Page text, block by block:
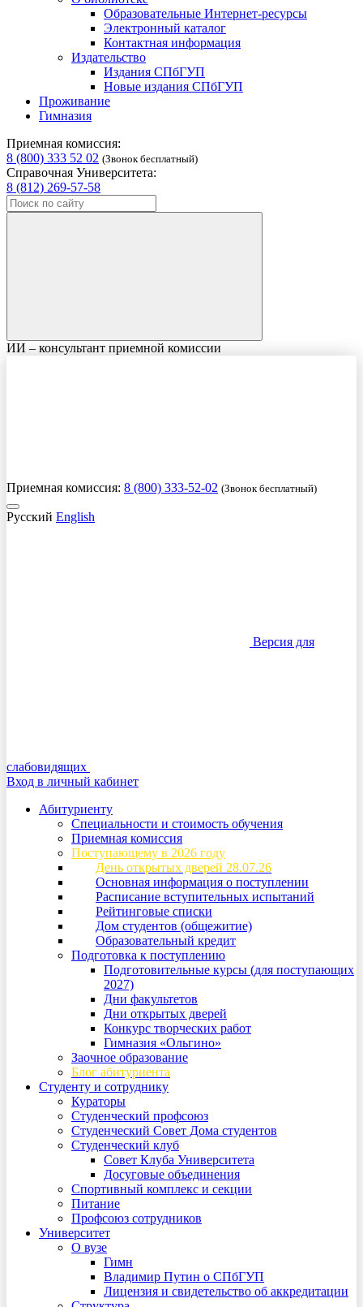
Образовательные Интернет-ресурсы
Электронный каталог
Контактная информация
Издательство
Издания СПбГУП
Новые издания СПбГУП
Проживание
Гимназия
Приемная комиссия:
8 (800) 333 52 02 (Звонок бесплатный)
Справочная Университета:
8 (812) 269-57-58
ИИ – консультант приемной комиссии
Приемная комиссия: 8 (800) 333-52-02 (Звонок бесплатный)
Русский English
Версия для
слабовидящих
Вход в личный кабинет
Абитуриенту
Специальности и стоимость обучения
Приемная комиссия
Поступающему в 2026 году
День открытых дверей 28.07.26
Основная информация о поступлении
Расписание вступительных испытаний
Рейтинговые списки
Дом студентов (общежитие)
Образовательный кредит
Подготовка к поступлению
Подготовительные курсы (для поступающих
2027)
Дни факультетов
Дни открытых дверей
Конкурс творческих работ
Гимназия «Ольгино»
Заочное образование
Блог абитуриента
Студенту и сотруднику
Кураторы
Студенческий профсоюз
Студенческий Совет Дома студентов
Студенческий клуб
Совет Клуба Университета
Досуговые объединения
Спортивный комплекс и секции
Питание
Профсоюз сотрудников
Университет
О вузе
Гимн
Владимир Путин о СПбГУП
Лицензия и свидетельство об аккредитации